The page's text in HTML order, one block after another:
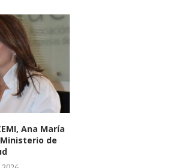
por la
entra en la